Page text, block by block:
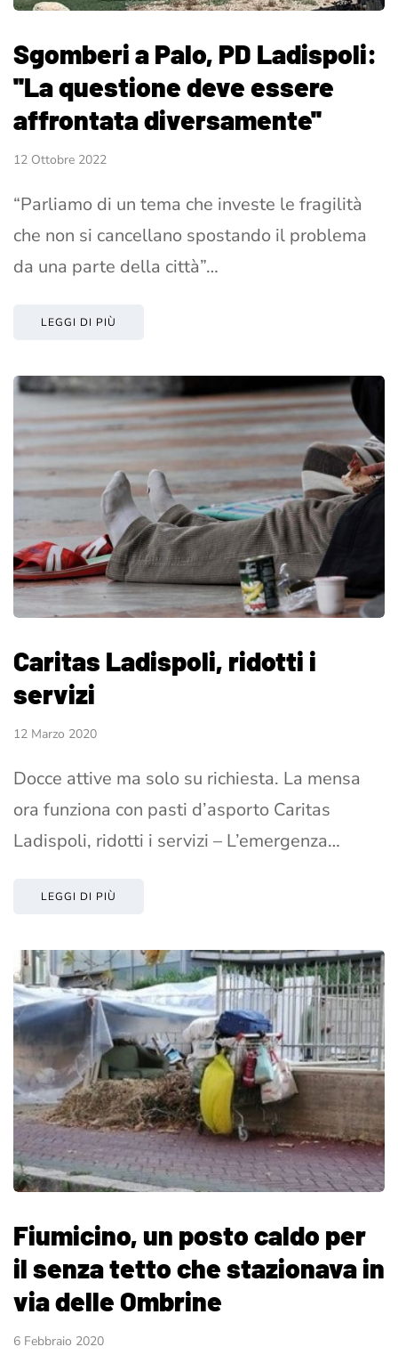
Sgomberi a Palo, PD Ladispoli:
''La questione deve essere
affrontata diversamente''
12 Ottobre 2022
“Parliamo di un tema che investe le fragilità
che non si cancellano spostando il problema
da una parte della città”…
LEGGI DI PIÙ
Caritas Ladispoli, ridotti i
servizi
12 Marzo 2020
Docce attive ma solo su richiesta. La mensa
ora funziona con pasti d’asporto Caritas
Ladispoli, ridotti i servizi – L’emergenza…
LEGGI DI PIÙ
Fiumicino, un posto caldo per
il senza tetto che stazionava in
via delle Ombrine
6 Febbraio 2020